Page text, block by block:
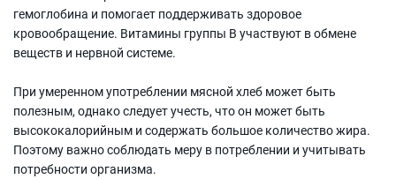
гемоглобина и помогает поддерживать здоровое
кровообращение. Витамины группы В участвуют в обмене
веществ и нервной системе.
При умеренном употреблении мясной хлеб может быть
полезным, однако следует учесть, что он может быть
высококалорийным и содержать большое количество жира.
Поэтому важно соблюдать меру в потреблении и учитывать
потребности организма.